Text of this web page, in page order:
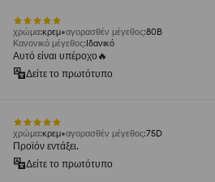
χρώμα:κρεμ αγορασθέν μέγεθος:80B
Κανονικό μέγεθος:Ιδανικό
Αυτό είναι υπέροχο🔥
Δείτε το πρωτότυπο
χρώμα:κρεμ αγορασθέν μέγεθος:75D
Προϊόν εντάξει.
Δείτε το πρωτότυπο